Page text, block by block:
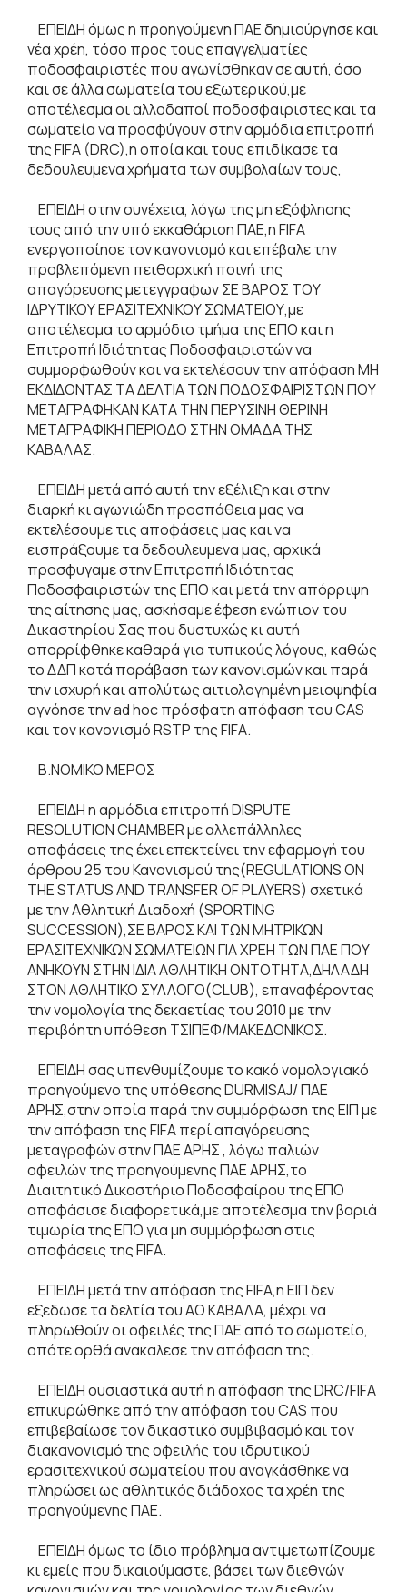
ΕΠΕΙΔΗ όμως η προηγούμενη ΠΑΕ δημιούργησε και
νέα χρέη, τόσο προς τους επαγγελματίες
ποδοσφαιριστές που αγωνίσθηκαν σε αυτή, όσο
και σε άλλα σωματεία του εξωτερικού,με
αποτέλεσμα οι αλλοδαποί ποδοσφαιριστες και τα
σωματεία να προσφύγουν στην αρμόδια επιτροπή
της FIFA (DRC),η οποία και τους επιδίκασε τα
δεδουλευμενα χρήματα των συμβολαίων τους,
ΕΠΕΙΔΗ στην συνέχεια, λόγω της μη εξόφλησης
τους από την υπό εκκαθάριση ΠΑΕ,η FIFA
ενεργοποίησε τον κανονισμό και επέβαλε την
προβλεπόμενη πειθαρχική ποινή της
απαγόρευσης μετεγγραφων ΣΕ ΒΑΡΟΣ ΤΟΥ
ΙΔΡΥΤΙΚΟΥ ΕΡΑΣΙΤΕΧΝΙΚΟΥ ΣΩΜΑΤΕΙΟΥ,με
αποτέλεσμα το αρμόδιο τμήμα της ΕΠΟ και η
Επιτροπή Ιδιότητας Ποδοσφαιριστών να
συμμορφωθούν και να εκτελέσουν την απόφαση ΜΗ
ΕΚΔΙΔΟΝΤΑΣ ΤΑ ΔΕΛΤΙΑ ΤΩΝ ΠΟΔΟΣΦΑΙΡΙΣΤΩΝ ΠΟΥ
ΜΕΤΑΓΡΑΦΗΚΑΝ ΚΑΤΑ ΤΗΝ ΠΕΡΥΣΙΝΗ ΘΕΡΙΝΗ
ΜΕΤΑΓΡΑΦΙΚΗ ΠΕΡΙΟΔΟ ΣΤΗΝ ΟΜΑΔΑ ΤΗΣ
ΚΑΒΑΛΑΣ.
ΕΠΕΙΔΗ μετά από αυτή την εξέλιξη και στην
διαρκή κι αγωνιώδη προσπάθεια μας να
εκτελέσουμε τις αποφάσεις μας και να
εισπράξουμε τα δεδουλευμενα μας, αρχικά
προσφυγαμε στην Επιτροπή Ιδιότητας
Ποδοσφαιριστών της ΕΠΟ και μετά την απόρριψη
της αίτησης μας, ασκήσαμε έφεση ενώπιον του
Δικαστηρίου Σας που δυστυχώς κι αυτή
απορρίφθηκε καθαρά για τυπικούς λόγους, καθώς
το ΔΔΠ κατά παράβαση των κανονισμών και παρά
την ισχυρή και απολύτως αιτιολογημένη μειοψηφία
αγνόησε την ad hoc πρόσφατη απόφαση του CAS
και τον κανονισμό RSTP της FIFA.
Β.ΝΟΜΙΚΟ ΜΕΡΟΣ
ΕΠΕΙΔΗ η αρμόδια επιτροπή DISPUTE
RESOLUTION CHAMBER με αλλεπάλληλες
αποφάσεις της έχει επεκτείνει την εφαρμογή του
άρθρου 25 του Κανονισμού της(REGULATIONS ON
THE STATUS AND TRANSFER OF PLAYERS) σχετικά
με την Αθλητική Διαδοχή (SPORTING
SUCCESSION),ΣΕ ΒΑΡΟΣ ΚΑΙ ΤΩΝ ΜΗΤΡΙΚΩΝ
ΕΡΑΣΙΤΕΧΝΙΚΩΝ ΣΩΜΑΤΕΙΩΝ ΓΙΑ ΧΡΕΗ ΤΩΝ ΠΑΕ ΠΟΥ
ΑΝΗΚΟΥΝ ΣΤΗΝ ΙΔΙΑ ΑΘΛΗΤΙΚΗ ΟΝΤΟΤΗΤΑ,ΔΗΛΑΔΗ
ΣΤΟΝ ΑΘΛΗΤΙΚΟ ΣΥΛΛΟΓΟ(CLUB), επαναφέροντας
την νομολογία της δεκαετίας του 2010 με την
περιβόητη υπόθεση ΤΣΙΠΕΦ/ΜΑΚΕΔΟΝΙΚΟΣ.
ΕΠΕΙΔΗ σας υπενθυμίζουμε το κακό νομολογιακό
προηγούμενο της υπόθεσης DURMISAJ/ ΠΑΕ
ΑΡΗΣ,στην οποία παρά την συμμόρφωση της ΕΙΠ με
την απόφαση της FIFA περί απαγόρευσης
μεταγραφών στην ΠΑΕ ΑΡΗΣ , λόγω παλιών
οφειλών της προηγούμενης ΠΑΕ ΑΡΗΣ,το
Διαιτητικό Δικαστήριο Ποδοσφαίρου της ΕΠΟ
αποφάσισε διαφορετικά,με αποτέλεσμα την βαριά
τιμωρία της ΕΠΟ για μη συμμόρφωση στις
αποφάσεις της FIFA.
ΕΠΕΙΔΗ μετά την απόφαση της FIFA,η ΕΙΠ δεν
εξεδωσε τα δελτία του ΑΟ ΚΑΒΑΛΑ, μέχρι να
πληρωθούν οι οφειλές της ΠΑΕ από το σωματείο,
οπότε ορθά ανακαλεσε την απόφαση της.
ΕΠΕΙΔΗ ουσιαστικά αυτή η απόφαση της DRC/FIFA
επικυρώθηκε από την απόφαση του CAS που
επιβεβαίωσε τον δικαστικό συμβιβασμό και τον
διακανονισμό της οφειλής του ιδρυτικού
ερασιτεχνικού σωματείου που αναγκάσθηκε να
πληρώσει ως αθλητικός διάδοχος τα χρέη της
προηγούμενης ΠΑΕ.
ΕΠΕΙΔΗ όμως το ίδιο πρόβλημα αντιμετωπίζουμε
κι εμείς που δικαιούμαστε, βάσει των διεθνών